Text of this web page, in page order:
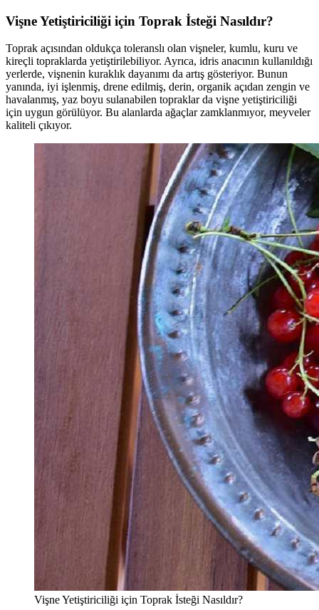
Vişne Yetiştiriciliği için Toprak İsteği Nasıldır?
Toprak açısından oldukça toleranslı olan vişneler, kumlu, kuru ve
kireçli topraklarda yetiştirilebiliyor. Ayrıca, idris anacının kullanıldığı
yerlerde, vişnenin kuraklık dayanımı da artış gösteriyor. Bunun
yanında, iyi işlenmiş, drene edilmiş, derin, organik açıdan zengin ve
havalanmış, yaz boyu sulanabilen topraklar da vişne yetiştiriciliği
için uygun görülüyor. Bu alanlarda ağaçlar zamklanmıyor, meyveler
kaliteli çıkıyor.
Vişne Yetiştiriciliği için Toprak İsteği Nasıldır?